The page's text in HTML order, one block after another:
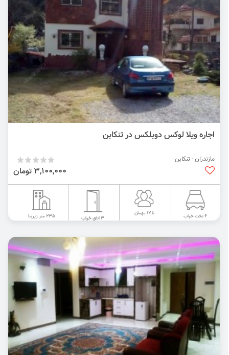
اجاره ویلا لوکس دوبلکس در تنکابن
مازندران - تنکابن
3,100,000 تومان
6 تخت خواب تا 12 مهمان
3 اتاق خواب 235 متر زیربنا